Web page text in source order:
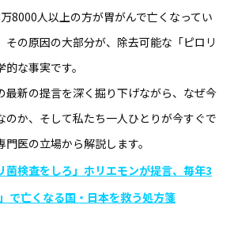
8000人以上の方が胃がんで亡くなってい
その原因の大部分が、除去可能な「ピロリ
な事実です。
最新の提言を深く掘り下げながら、なぜ今
のか、そして私たち一人ひとりが今すぐで
医の立場から解説します。
菌検査をしろ」ホリエモンが提言、毎年3
で亡くなる国・日本を救う処方箋